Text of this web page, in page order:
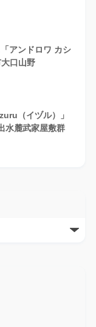
アンドロワ カシ
口山野
（イヅル）」
水麓武家屋敷群